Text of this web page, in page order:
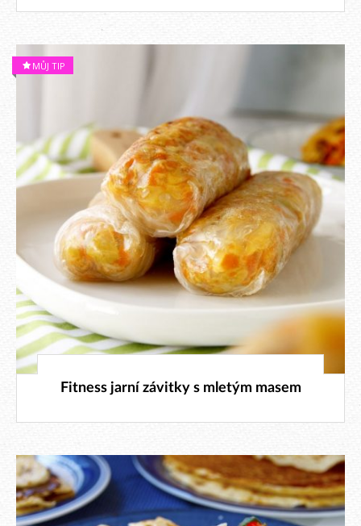
MŮJ TIP
23. 5. 2026
Fitness jarní závitky s mletým masem